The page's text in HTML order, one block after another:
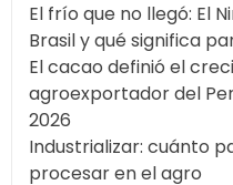
El frío que no llegó: El
Brasil y qué significa
El cacao definió el
agroexportador del
2026
Industrializar: cuánto
procesar en el agro